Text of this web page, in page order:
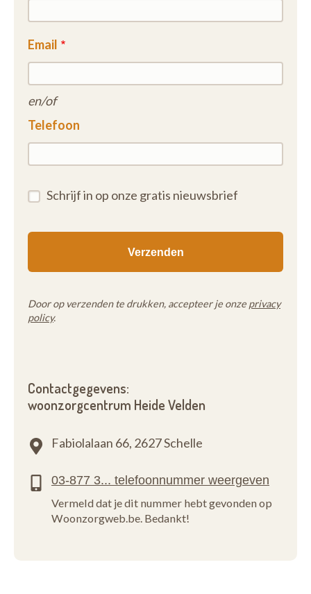
Email
en/of
Telefoon
Schrijf in op onze gratis nieuwsbrief
Door op verzenden te drukken, accepteer je onze privacy
policy.
Contactgegevens:
woonzorgcentrum Heide Velden
Fabiolalaan 66, 2627 Schelle
Vermeld dat je dit nummer hebt gevonden op
Woonzorgweb.be. Bedankt!